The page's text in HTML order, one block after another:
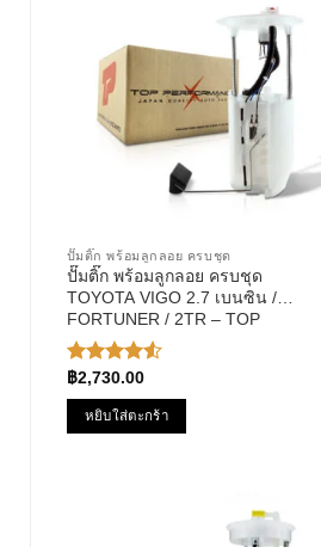
ปั๊มติ๊ก พร้อมลูกลอย ครบชุด
ปั๊มติ๊ก พร้อมลูกลอย ครบชุด
TOYOTA VIGO 2.7 เบนซิน /
FORTUNER / 2TR – TOP
PERFORMANCE JAPAN – TPFT-
991 – ปั้มติ๊ก วีโก้
ให้คะแนน
4.50
ตั้งแต่ 1-5
คะแนน
฿2,730.00
หยิบใส่ตะกร้า